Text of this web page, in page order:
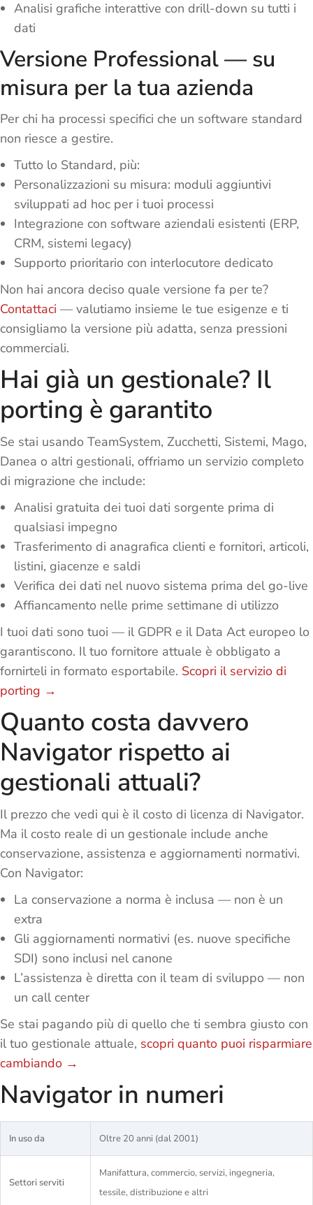
Analisi grafiche interattive con drill-down su tutti i
dati
Versione Professional — su
misura per la tua azienda
Per chi ha processi specifici che un software standard
non riesce a gestire.
Tutto lo Standard, più:
Personalizzazioni su misura: moduli aggiuntivi
sviluppati ad hoc per i tuoi processi
Integrazione con software aziendali esistenti (ERP,
CRM, sistemi legacy)
Supporto prioritario con interlocutore dedicato
Non hai ancora deciso quale versione fa per te?
Contattaci — valutiamo insieme le tue esigenze e ti
consigliamo la versione più adatta, senza pressioni
commerciali.
Hai già un gestionale? Il
porting è garantito
Se stai usando TeamSystem, Zucchetti, Sistemi, Mago,
Danea o altri gestionali, offriamo un servizio completo
di migrazione che include:
Analisi gratuita dei tuoi dati sorgente prima di
qualsiasi impegno
Trasferimento di anagrafica clienti e fornitori, articoli,
listini, giacenze e saldi
Verifica dei dati nel nuovo sistema prima del go-live
Affiancamento nelle prime settimane di utilizzo
I tuoi dati sono tuoi — il GDPR e il Data Act europeo lo
garantiscono. Il tuo fornitore attuale è obbligato a
fornirteli in formato esportabile. Scopri il servizio di
porting →
Quanto costa davvero
Navigator rispetto ai
gestionali attuali?
Il prezzo che vedi qui è il costo di licenza di Navigator.
Ma il costo reale di un gestionale include anche
conservazione, assistenza e aggiornamenti normativi.
Con Navigator:
La conservazione a norma è inclusa — non è un
extra
Gli aggiornamenti normativi (es. nuove specifiche
SDI) sono inclusi nel canone
L’assistenza è diretta con il team di sviluppo — non
un call center
Se stai pagando più di quello che ti sembra giusto con
il tuo gestionale attuale, scopri quanto puoi risparmiare
cambiando →
Navigator in numeri
In uso da Oltre 20 anni (dal 2001)
Settori serviti
Manifattura, commercio, servizi, ingegneria,
tessile, distribuzione e altri